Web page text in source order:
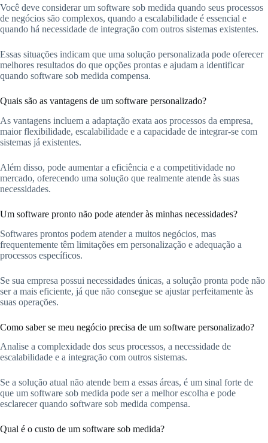
Você deve considerar um software sob medida quando seus processos
de negócios são complexos, quando a escalabilidade é essencial e
quando há necessidade de integração com outros sistemas existentes.
Essas situações indicam que uma solução personalizada pode oferecer
melhores resultados do que opções prontas e ajudam a identificar
quando software sob medida compensa.
Quais são as vantagens de um software personalizado?
As vantagens incluem a adaptação exata aos processos da empresa,
maior flexibilidade, escalabilidade e a capacidade de integrar-se com
sistemas já existentes.
Além disso, pode aumentar a eficiência e a competitividade no
mercado, oferecendo uma solução que realmente atende às suas
necessidades.
Um software pronto não pode atender às minhas necessidades?
Softwares prontos podem atender a muitos negócios, mas
frequentemente têm limitações em personalização e adequação a
processos específicos.
Se sua empresa possui necessidades únicas, a solução pronta pode não
ser a mais eficiente, já que não consegue se ajustar perfeitamente às
suas operações.
Como saber se meu negócio precisa de um software personalizado?
Analise a complexidade dos seus processos, a necessidade de
escalabilidade e a integração com outros sistemas.
Se a solução atual não atende bem a essas áreas, é um sinal forte de
que um software sob medida pode ser a melhor escolha e pode
esclarecer quando software sob medida compensa.
Qual é o custo de um software sob medida?